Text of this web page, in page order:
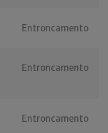
Entroncamento
Entroncamento
Entroncamento